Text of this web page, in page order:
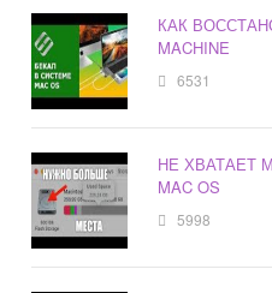
КАК
MACHINE
6531
НЕ ХВАТАЕТ
MAC OS
5998